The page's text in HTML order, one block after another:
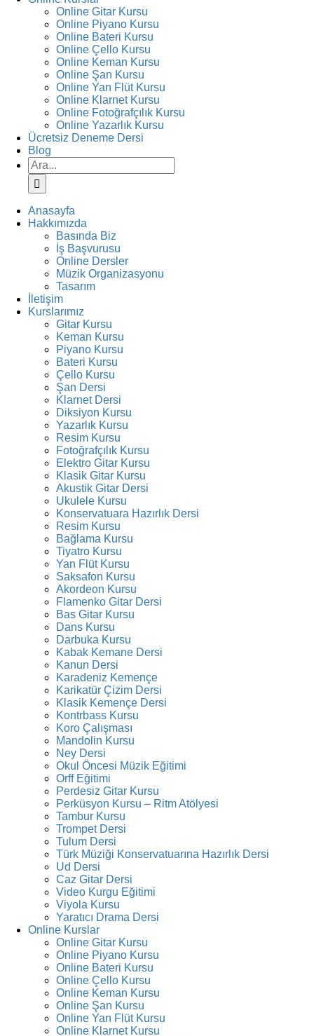
Online Gitar Kursu
Online Piyano Kursu
Online Bateri Kursu
Online Çello Kursu
Online Keman Kursu
Online Şan Kursu
Online Yan Flüt Kursu
Online Klarnet Kursu
Online Fotoğrafçılık Kursu
Online Yazarlık Kursu
Ücretsiz Deneme Dersi
Blog
Ara:
Anasayfa
Hakkımızda
Basında Biz
İş Başvurusu
Online Dersler
Müzik Organizasyonu
Tasarım
İletişim
Kurslarımız
Gitar Kursu
Keman Kursu
Piyano Kursu
Bateri Kursu
Çello Kursu
Şan Dersi
Klarnet Dersi
Diksiyon Kursu
Yazarlık Kursu
Resim Kursu
Fotoğrafçılık Kursu
Elektro Gitar Kursu
Klasik Gitar Kursu
Akustik Gitar Dersi
Ukulele Kursu
Konservatuara Hazırlık Dersi
Resim Kursu
Bağlama Kursu
Tiyatro Kursu
Yan Flüt Kursu
Saksafon Kursu
Akordeon Kursu
Flamenko Gitar Dersi
Bas Gitar Kursu
Dans Kursu
Darbuka Kursu
Kabak Kemane Dersi
Kanun Dersi
Karadeniz Kemençe
Karikatür Çizim Dersi
Klasik Kemençe Dersi
Kontrbass Kursu
Koro Çalışması
Mandolin Kursu
Ney Dersi
Okul Öncesi Müzik Eğitimi
Orff Eğitimi
Perdesiz Gitar Kursu
Perküsyon Kursu – Ritm Atölyesi
Tambur Kursu
Trompet Dersi
Tulum Dersi
Türk Müziği Konservatuarına Hazırlık Dersi
Ud Dersi
Caz Gitar Dersi
Video Kurgu Eğitimi
Viyola Kursu
Yaratıcı Drama Dersi
Online Kurslar
Online Gitar Kursu
Online Piyano Kursu
Online Bateri Kursu
Online Çello Kursu
Online Keman Kursu
Online Şan Kursu
Online Yan Flüt Kursu
Online Klarnet Kursu